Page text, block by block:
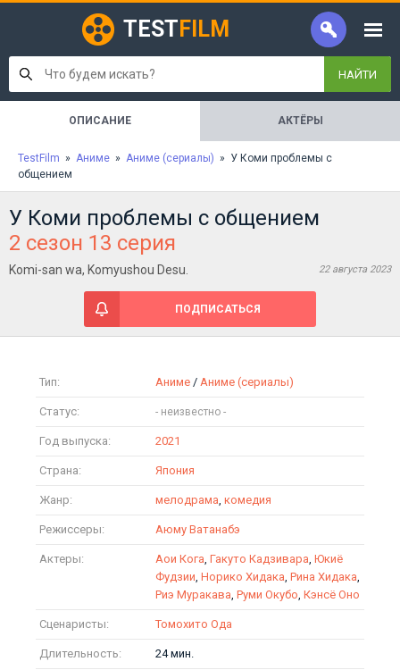
TEST FILM
НАЙТИ
ОПИСАНИЕ АКТЁРЫ
TestFilm » Аниме » Аниме (сериалы) » У Коми проблемы с
общением
У Коми проблемы с общением
2 сезон 13 серия
Komi-san wa, Komyushou Desu. 22 августа 2023
ПОДПИСАТЬСЯ
Тип: Аниме / Аниме (сериалы)
Статус:
Год выпуска: 2021
Страна: Япония
Жанр: мелодрама, комедия
Режиссеры: Аюму Ватанабэ
Актеры: Аои Кога, Гакуто Кадзивара, Юкиё
Фудзии, Норико Хидака, Рина Хидака,
Риэ Муракава, Руми Окубо, Кэнсё Оно
Сценаристы: Томохито Ода
Длительность: 24 мин.